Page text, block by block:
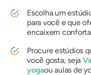
Escolha um
para você e que
encaixem
Procure estúdios
você gosta, seja
yogaou aulas de